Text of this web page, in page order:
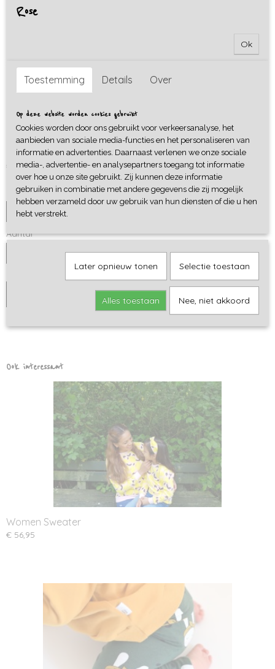
Sweaterdress Flower Harvest
€ 35,95
Maat
Aantal
IN WINKELWAGEN
Ook interessant
Women Sweater
€ 56,95
Rose
Ok
Toestemming Details Over
Op deze website worden cookies gebruikt
Cookies worden door ons gebruikt voor verkeersanalyse, het
aanbieden van sociale media-functies en het personaliseren van
informatie en advertenties. Daarnaast verlenen we onze sociale
media-, advertentie- en analysepartners toegang tot informatie
over hoe u onze site gebruikt. Zij kunnen deze informatie
gebruiken in combinatie met andere gegevens die zij mogelijk
hebben verzameld door uw gebruik van hun diensten of die u hen
hebt verstrekt.
Later opnieuw tonen Selectie toestaan
Alles toestaan Nee, niet akkoord